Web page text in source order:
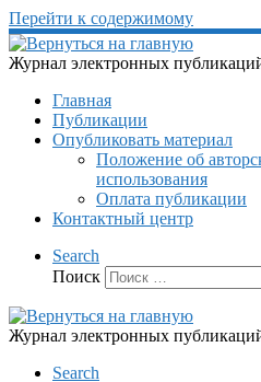
Перейти к содержимому
Журнал электронных
Главная
Публикации
Опубликовать материал
Положение об
использования
Оплата публикации
Контактный центр
Search
Поиск
Журнал электронных
Search